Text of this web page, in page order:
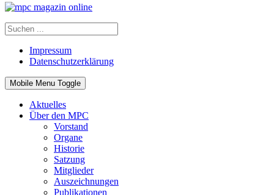
Impressum
Datenschutzerklärung
Mobile Menu Toggle
Aktuelles
Über den MPC
Vorstand
Organe
Historie
Satzung
Mitglieder
Auszeichnungen
Publikationen